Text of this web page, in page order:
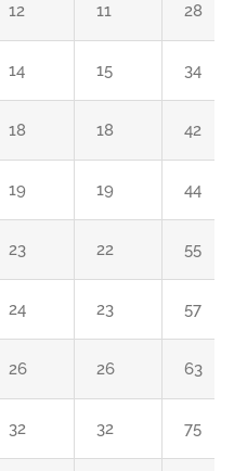
12 11 28
14 15 34
18 18 42
19 19 44
23 22 55
24 23 57
26 26 63
32 32 75